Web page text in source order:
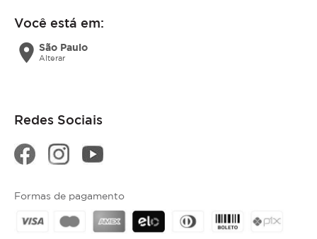
Você está em:
location_on São Paulo
Alterar
Redes Sociais
Formas de pagamento